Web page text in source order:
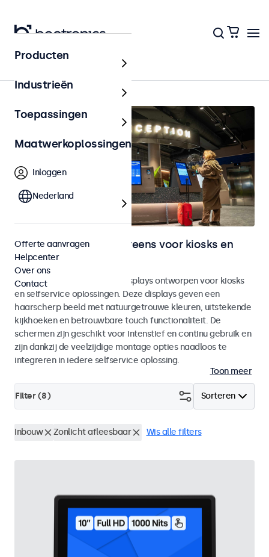
Home
Monitoren en touchscreens voor kiosks en
selfservice
Monitoren en touchscreen displays ontworpen voor kiosks
en selfservice oplossingen. Deze displays geven een
haarscherp beeld met natuurgetrouwe kleuren, uitstekende
kijkhoeken en betrouwbare touch functionaliteit. De
schermen zijn geschikt voor intenstief en continu gebruik en
zijn dankzij de veelzijdige montage opties naadloos te
integreren in iedere selfservice oplossing.
Toon meer
Sorteren
Filter (8)
Inbouw Zonlicht afleesbaar Wis alle filters
Producten
Industrieën
Toepassingen
Maatwerkoplossingen
Inloggen
Nederland
Offerte aanvragen
Helpcenter
Over ons
Contact